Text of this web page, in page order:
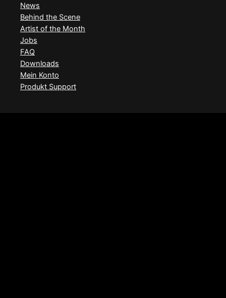
News
Behind the Scene
Artist of the Month
Jobs
FAQ
Downloads
Mein Konto
Produkt Support